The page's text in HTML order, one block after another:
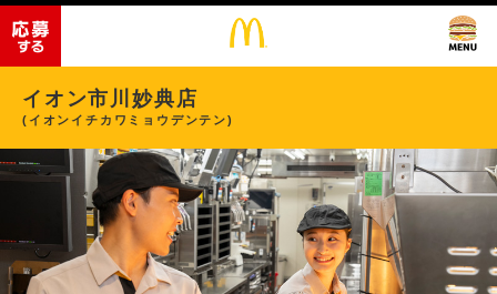
イオン市川妙典店
(イオンイチカワミョウデンテン)